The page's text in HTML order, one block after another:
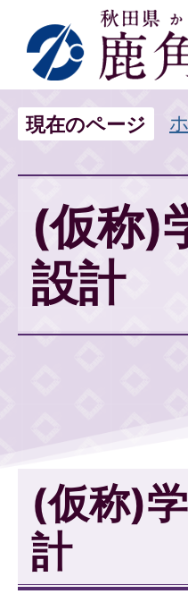
現在のページ
(仮称)
設計
(仮称)
計